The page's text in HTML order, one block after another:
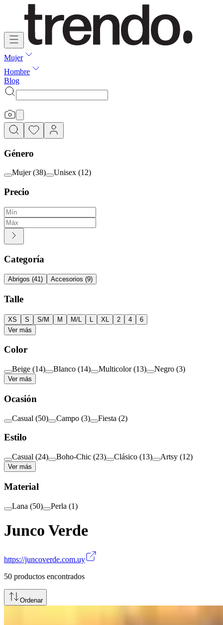
Mujer
Hombre
Blog
Género
Mujer (38) Unisex (12)
Precio
Categoría
Abrigos (41) Accesorios (9)
Talle
XS S S/M M M/L XL 2 4
6
Ver más
Color
Beige (14) Blanco (14) Multicolor (13) Negro (3)
Ver más
Ocasión
Casual (50) Campo (3) Fiesta (2)
Estilo
Casual (24) Boho-Chic (23) Clásico (13) Artsy (12)
Ver más
Material
Lana (50) Perla (1)
Junco Verde
https://juncoverde.com.uy
50 productos encontrados
Ordenar